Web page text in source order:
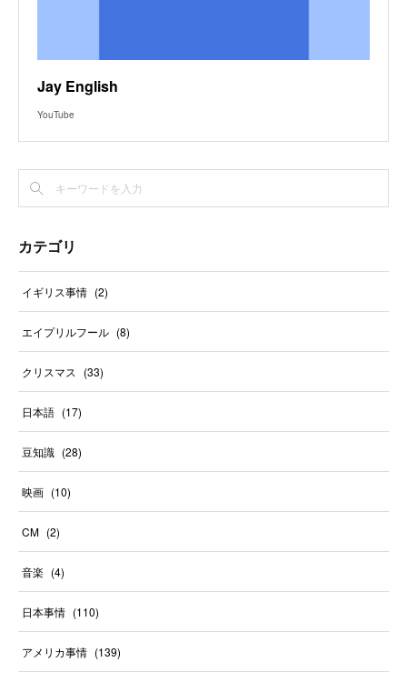
Jay English
YouTube
カテゴリ
イギリス事情 (2)
エイプリルフール (8)
クリスマス (33)
日本語 (17)
豆知識 (28)
映画 (10)
CM (2)
音楽 (4)
日本事情 (110)
アメリカ事情 (139)